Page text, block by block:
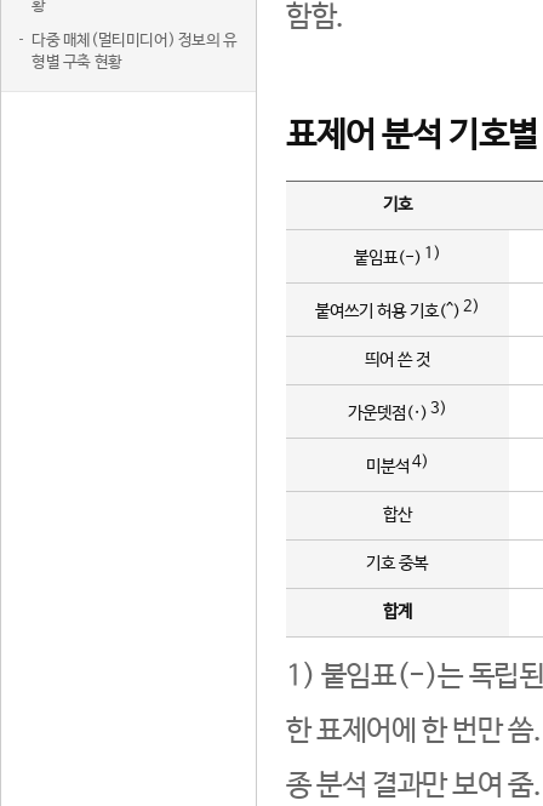
황
다중 매체(멀티미디어) 정보의 유
형별 구축 현황
함함.
표제어 분석 기호
기호
붙임표(-) 1)
붙여쓰기 허용 기호(^) 2)
띄어 쓴 것
가운뎃점(·) 3)
미분석 4)
합산
기호 중복
합계
1) 붙임표(-)는 독립된
한 표제어에 한 번만
종 분석 결과만 보여